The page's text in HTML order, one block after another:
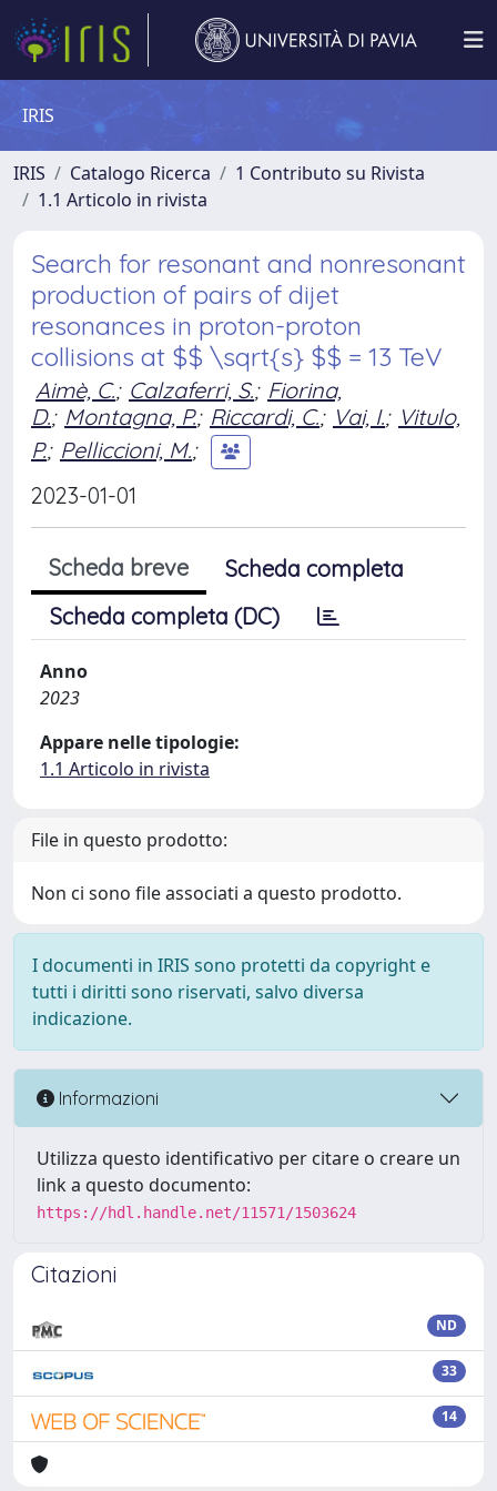
IRIS
IRIS Catalogo Ricerca
1 Contributo su Rivista
1.1 Articolo in rivista
Search for resonant and nonresonant
production of pairs of dijet
resonances in proton-proton
collisions at $$ \sqrt{s} $$ = 13 TeV
Aimè, C.; Calzaferri, S.; Fiorina,
D.; Montagna, P.; Riccardi, C.; Vai, I.; Vitulo,
P.; Pelliccioni, M.;
2023-01-01
Scheda breve
Scheda completa
Scheda completa (DC)
Anno
2023
Appare nelle tipologie:
1.1 Articolo in rivista
File in questo prodotto:
Non ci sono file associati a questo prodotto.
I documenti in IRIS sono protetti da copyright e
tutti i diritti sono riservati, salvo diversa
indicazione.
Informazioni
Utilizza questo identificativo per citare o creare un
link a questo documento:
https://hdl.handle.net/11571/1503624
Citazioni
ND
33
14